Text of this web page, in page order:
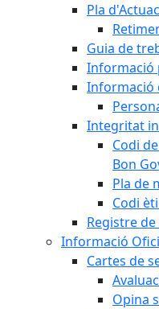
Pla
Guia de
Informació
Informació
Integritat
Codi
Bon
Pla de
Codi
Registre
Informació
Cartes de
Opina